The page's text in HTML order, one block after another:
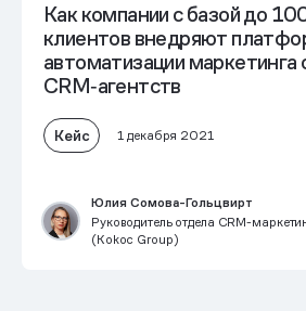
Как компании с базой до
клиентов внедряют
автоматизации
CRM‑агентств
Кейс 1 декабря 2021
Юлия Сомова-Гольцвирт
Руководитель отдела CRM-
(Kokoc Group)